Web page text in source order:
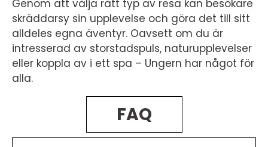
Genom att välja rätt typ av resa kan besökare
skräddarsy sin upplevelse och göra det till sitt
alldeles egna äventyr. Oavsett om du är
intresserad av storstadspuls, naturupplevelser
eller koppla av i ett spa – Ungern har något för
alla.
FAQ